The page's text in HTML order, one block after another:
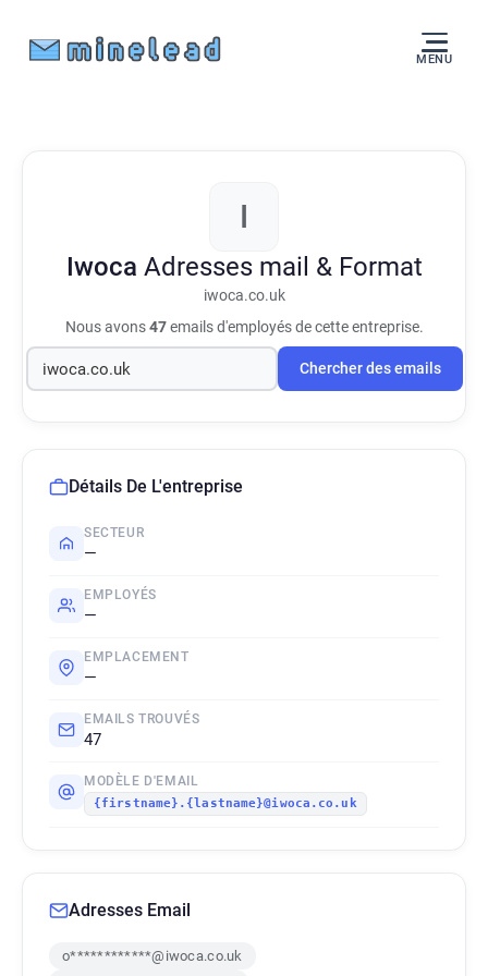
MENU
I
Iwoca Adresses mail & Format
iwoca.co.uk
Nous avons47emails d'employés de cette entreprise.
Chercher des emails
Détails De L'entreprise
SECTEUR
—
EMPLOYÉS
—
EMPLACEMENT
—
EMAILS TROUVÉS
47
MODÈLE D'EMAIL
{firstname}.{lastname}@iwoca.co.uk
Adresses Email
o************@iwoca.co.uk